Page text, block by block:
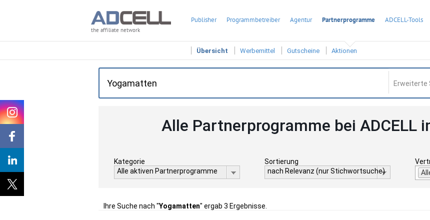
the affiliate network
Publisher Programmbetreiber Agentur Partnerprogramme ADCELL-Tools
Übersicht Werbemittel Gutscheine Aktionen
Erweiterte
Alle Partnerprogramme bei ADCELL
Kategorie
Alle aktiven Partnerprogramme
Sortierung
nach Relevanz (nur Stichwortsuche)
Ihre Suche nach "Yogamatten" ergab 3 Ergebnisse.